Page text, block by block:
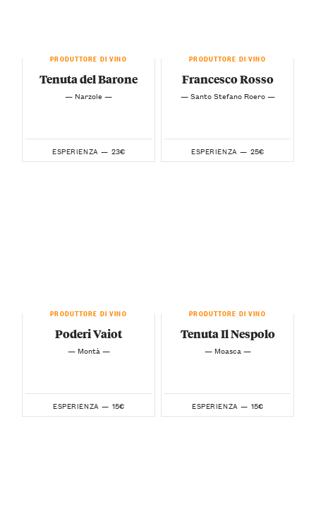
PRODUTTORE DI VINO
Tenuta del Barone
— Narzole —
ESPERIENZA — 23€
PRODUTTORE DI VINO
Francesco Rosso
— Santo Stefano Roero —
ESPERIENZA — 25€
PRODUTTORE DI VINO
Poderi Vaiot
— Montà —
ESPERIENZA — 15€
PRODUTTORE DI VINO
Tenuta Il Nespolo
— Moasca —
ESPERIENZA — 15€